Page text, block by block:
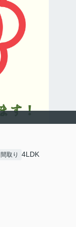
間取り 4LDK